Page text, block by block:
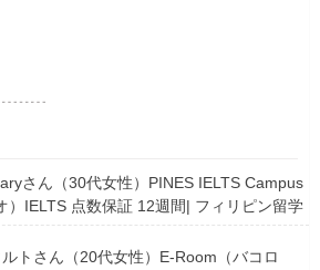
さん（30代女性）PINES IELTS Campus
）IELTS 点数保証 12週間| フィリピン留学
トさん（20代女性）E-Room（バコロ